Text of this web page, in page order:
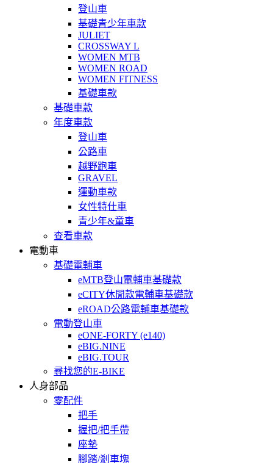
登山車
基礎青少年車款
JULIET
CROSSWAY L
WOMEN MTB
WOMEN ROAD
WOMEN FITNESS
基礎車款
基礎車款
年度車款
登山車
公路車
越野跑車
GRAVEL
運動車款
女性特仕車
青少年&童車
查看車款
電動車
基礎電輔車
eMTB登山電輔車基礎款
eCITY休閒款電輔車基礎款
eROAD公路電輔車基礎款
電動登山車
eONE-FORTY (e140)
eBIG.NINE
eBIG.TOUR
尋找您的E-BIKE
人身部品
零配件
把手
握把/把手帶
座墊
腳踏/剎車塊